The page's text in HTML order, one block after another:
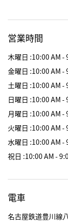
営業時間
木曜日 :10:00 AM -
金曜日 :10:00 AM -
土曜日 :10:00 AM -
日曜日 :10:00 AM -
月曜日 :10:00 AM -
火曜日 :10:00 AM -
水曜日 :10:00 AM -
祝日 :10:00 AM -
電車
名古屋鉄道豊川線